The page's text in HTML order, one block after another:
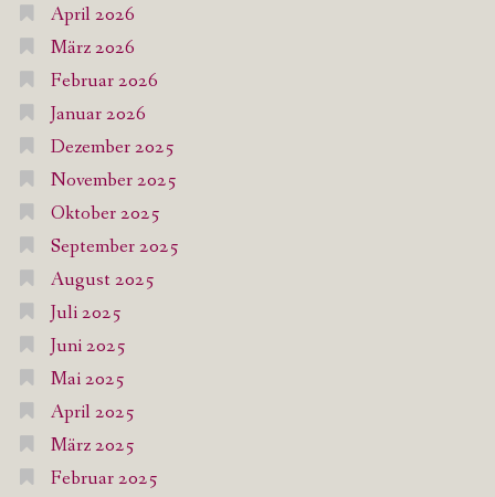
April 2026
März 2026
Februar 2026
Januar 2026
Dezember 2025
November 2025
Oktober 2025
September 2025
August 2025
Juli 2025
Juni 2025
Mai 2025
April 2025
März 2025
Februar 2025